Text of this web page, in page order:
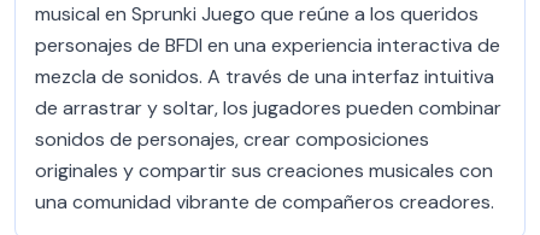
musical en Sprunki Juego que reúne a los queridos
personajes de BFDI en una experiencia interactiva de
mezcla de sonidos. A través de una interfaz intuitiva
de arrastrar y soltar, los jugadores pueden combinar
sonidos de personajes, crear composiciones
originales y compartir sus creaciones musicales con
una comunidad vibrante de compañeros creadores.